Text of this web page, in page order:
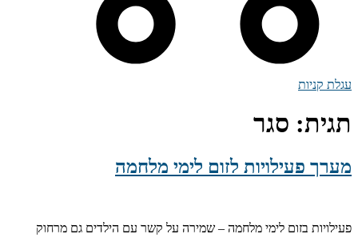
עגלת קניות
תגית: סגר
מערך פעילויות לזום לימי מלחמה
פעילויות בזום לימי מלחמה – שמירה על קשר עם הילדים גם מרחוק